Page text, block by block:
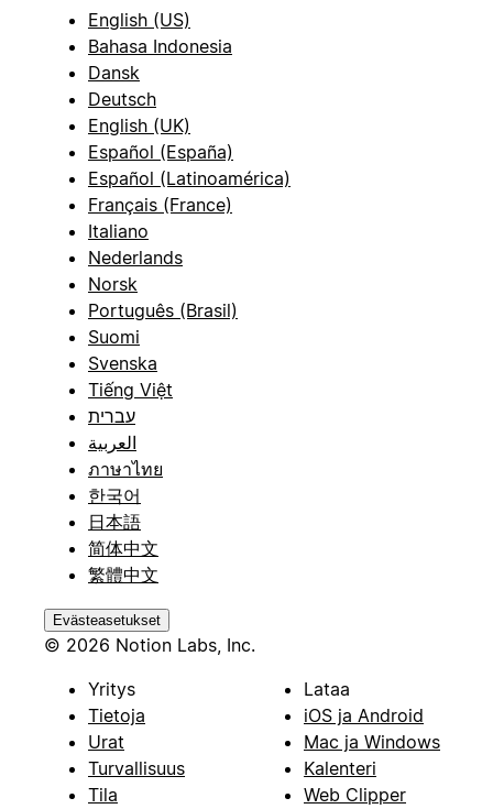
English (US)
Bahasa Indonesia
Dansk
Deutsch
English (UK)
Español (España)
Español (Latinoamérica)
Français (France)
Italiano
Nederlands
Norsk
Português (Brasil)
Suomi
Svenska
Tiếng Việt
עברית
العربية
ภาษาไทย
한국어
日本語
简体中文
繁體中文
Evästeasetukset
© 2026 Notion Labs, Inc.
Yritys
Tietoja
Urat
Turvallisuus
Tila
Lataa
iOS ja Android
Mac ja Windows
Kalenteri
Web Clipper